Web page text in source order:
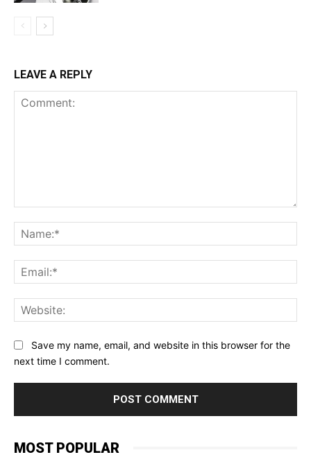
LEAVE A REPLY
Save my name, email, and website in this browser for the
next time I comment.
MOST POPULAR